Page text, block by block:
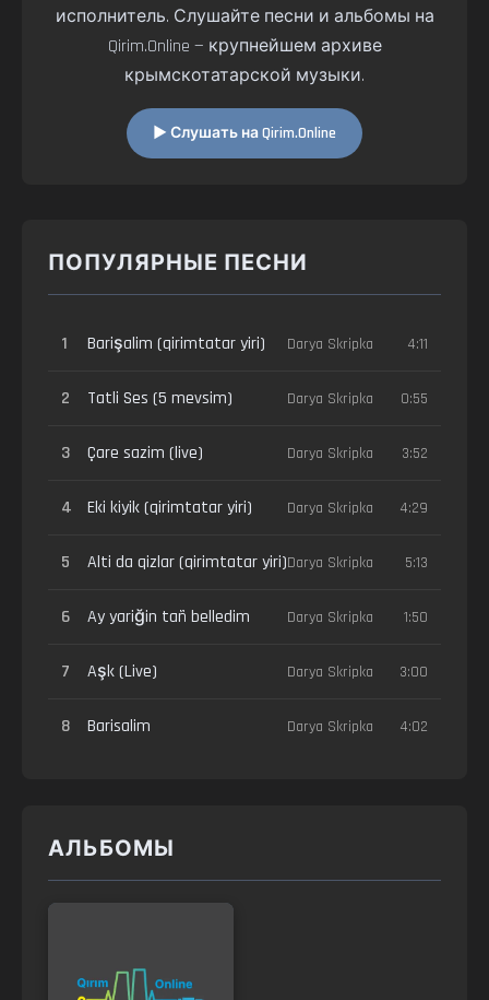
исполнитель. Слушайте песни и альбомы на
Qirim.Online — крупнейшем архиве
крымскотатарской музыки.
▶ Слушать на Qirim.Online
ПОПУЛЯРНЫЕ ПЕСНИ
1 Barişalim (qirimtatar yiri) Darya Skripka 4:11
2 Tatli Ses (5 mevsim) Darya Skripka 0:55
3 Çare sazim (live) Darya Skripka 3:52
4 Eki kiyik (qirimtatar yiri) Darya Skripka 4:29
5 Alti da qizlar (qirimtatar yiri)Darya Skripka 5:13
6 Ay yariğin tañ belledim Darya Skripka 1:50
7 Aşk (Live) Darya Skripka 3:00
8 Barisalim Darya Skripka 4:02
АЛЬБОМЫ